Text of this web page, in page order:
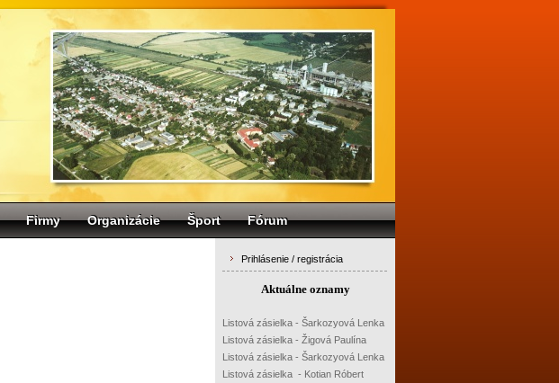
Firmy Organizácie Šport Fórum
Prihlásenie / registrácia
Aktuálne oznamy
Listová zásielka - Šarkozyová Lenka
Listová zásielka - Žigová Paulína
Listová zásielka - Šarkozyová Lenka
Listová zásielka - Kotian Róbert